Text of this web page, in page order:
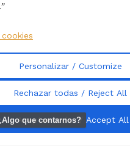
Personalizar / Customize
Rechazar todas / Reject All
Aceptar todas / Accept All
al leer la crónica,
inestableque, tras una
reproches y desesperación,
estrella contra un muro.
deja de ser un simple
en instrumento de una
que contarnos?